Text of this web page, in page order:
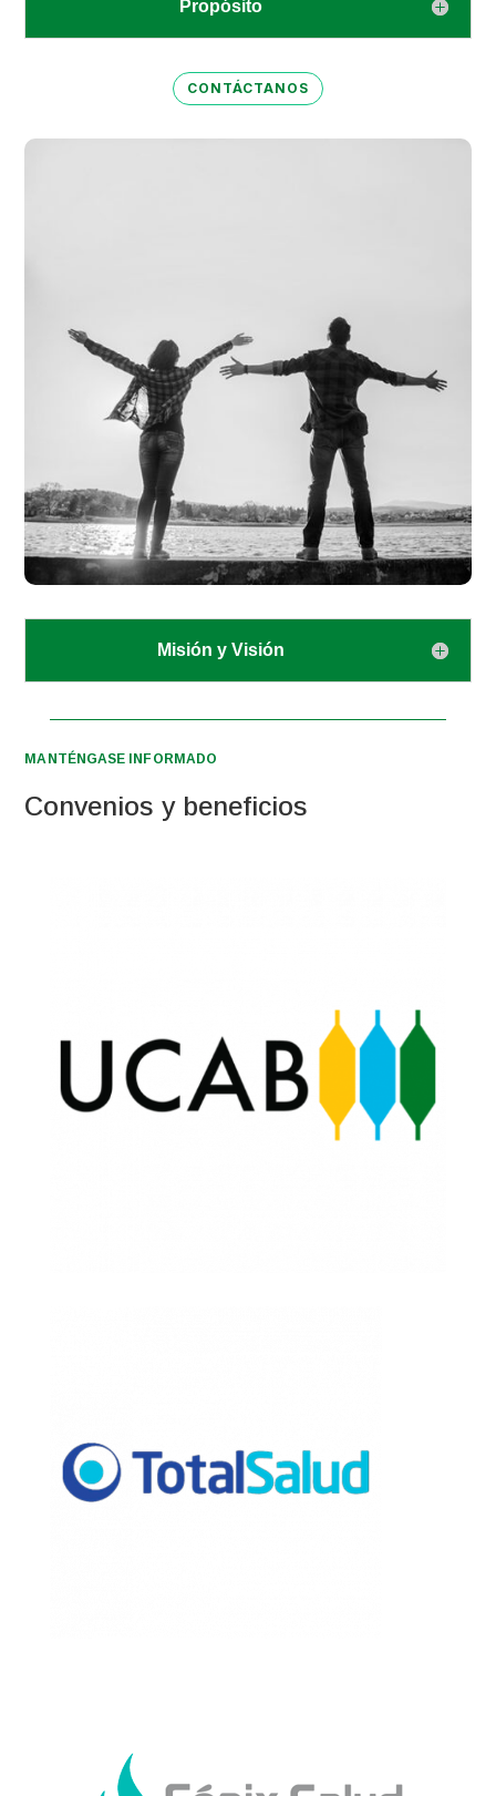
Propósito
CONTÁCTANOS
Misión y Visión
MANTÉNGASE INFORMADO
Convenios y beneficios